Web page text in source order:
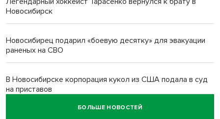
Новосибирск
Новосибирец подарил «боевую десятку» для эвакуации
раненых на СВО
В Новосибирске корпорация кукол из США подала в суд
на приставов
БОЛЬШЕ НОВОСТЕЙ